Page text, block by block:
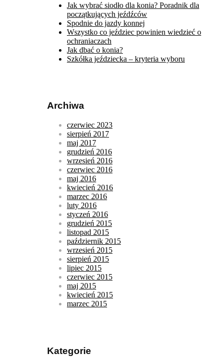
Jak wybrać siodło dla konia? Poradnik dla
początkujących jeźdźców
Spodnie do jazdy konnej
Wszystko co jeździec powinien wiedzieć o
ochraniaczach
Jak dbać o konia?
Szkółka jeździecka – kryteria wyboru
Archiwa
czerwiec 2023
sierpień 2017
maj 2017
grudzień 2016
wrzesień 2016
czerwiec 2016
maj 2016
kwiecień 2016
marzec 2016
luty 2016
styczeń 2016
grudzień 2015
listopad 2015
październik 2015
wrzesień 2015
sierpień 2015
lipiec 2015
czerwiec 2015
maj 2015
kwiecień 2015
marzec 2015
Kategorie